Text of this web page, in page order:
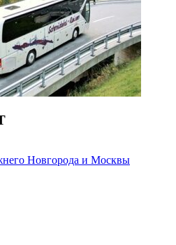
Новгорода и Москвы